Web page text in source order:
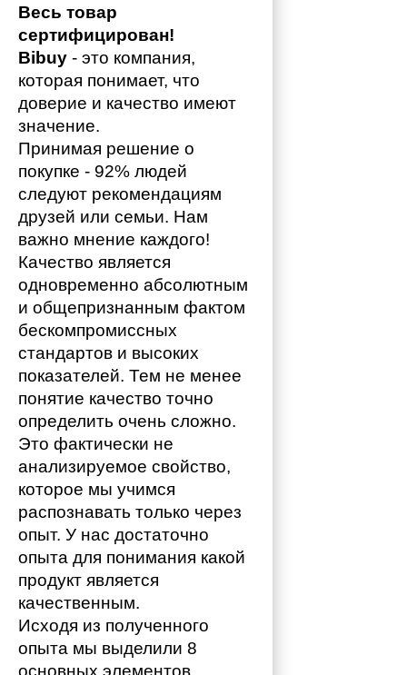
Весь товар
сертифицирован!
Bibuy - это компания,
которая понимает, что
доверие и качество имеют
значение.
Принимая решение о
покупке - 92% людей
следуют рекомендациям
друзей или семьи. Нам
важно мнение каждого!
Качество является
одновременно абсолютным
и общепризнанным фактом
бескомпромиссных
стандартов и высоких
показателей. Тем не менее
понятие качество точно
определить очень сложно.
Это фактически не
анализируемое свойство,
которое мы учимся
распознавать только через
опыт. У нас достаточно
опыта для понимания какой
продукт является
качественным.
Исходя из полученного
опыта мы выделили 8
основных элементов